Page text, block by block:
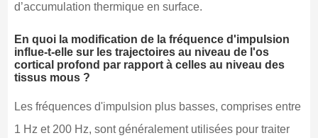
d’accumulation thermique en surface.
En quoi la modification de la fréquence d'impulsion
influe-t-elle sur les trajectoires au niveau de l'os
cortical profond par rapport à celles au niveau des
tissus mous ?
Les fréquences d'impulsion plus basses, comprises entre
1 Hz et 200 Hz, sont généralement utilisées pour traiter